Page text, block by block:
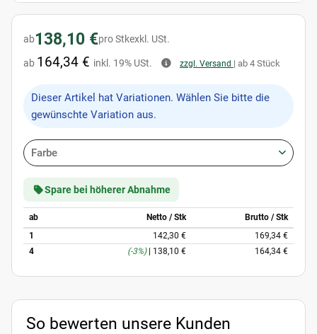
ab138,10 €pro Stkexkl. USt.
ab 164,34 € inkl. 19% USt. zzgl. Versand | ab 4 Stück
xDieser Artikel hat Variationen. Wählen Sie bitte die
gewünschte Variation aus.
Farbe
Spare bei höherer Abnahme
ab Netto / Stk
Brutto / Stk
1
142,30 €
169,34 €
4
(-3%) 138,10 € 164,34 €
So bewerten unsere Kunden